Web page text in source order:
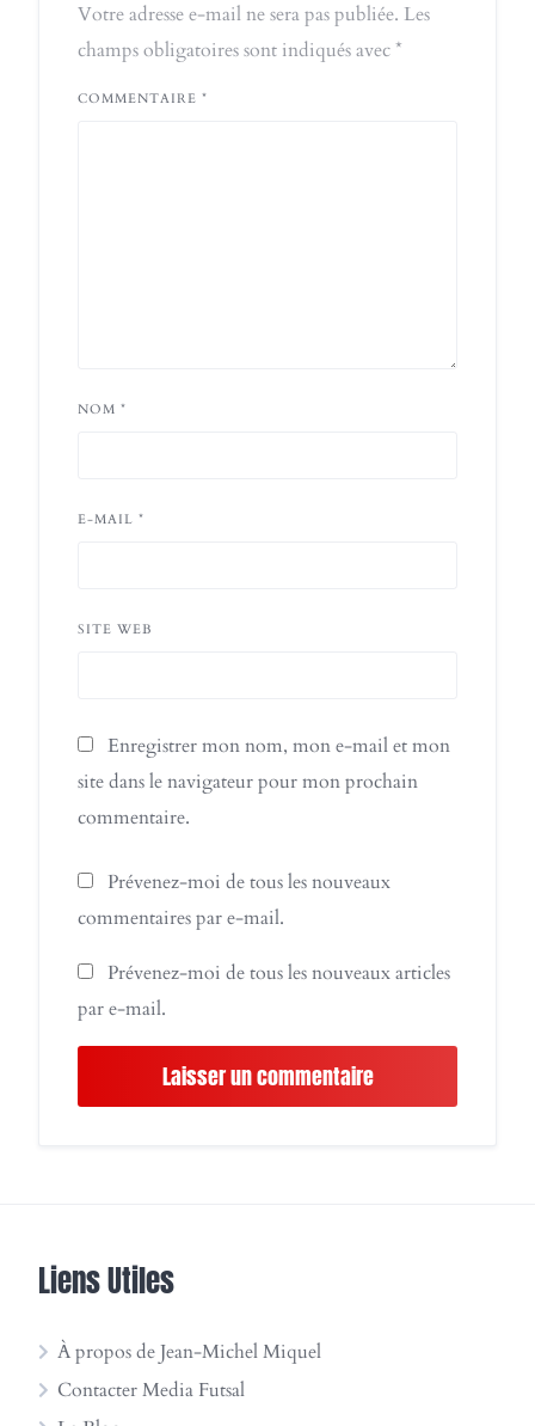
Votre adresse e-mail ne sera pas publiée. Les
champs obligatoires sont indiqués avec*
COMMENTAIRE *
NOM *
E-MAIL *
SITE WEB
Enregistrer mon nom, mon e-mail et mon
site dans le navigateur pour mon prochain
commentaire.
Prévenez-moi de tous les nouveaux
commentaires par e-mail.
Prévenez-moi de tous les nouveaux articles
par e-mail.
Liens Utiles
À propos de Jean-Michel Miquel
Contacter Media Futsal